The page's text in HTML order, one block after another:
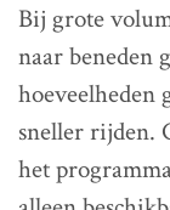
Bij grote
naar beneden
hoeveelheden
sneller rijden.
het